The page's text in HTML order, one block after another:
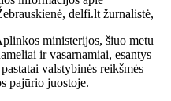
delfi.lt žurnalistė,
ministerijos, šiuo metu
ir vasarnamiai, esantys
valstybinės reikšmės
pajūrio juostoje.